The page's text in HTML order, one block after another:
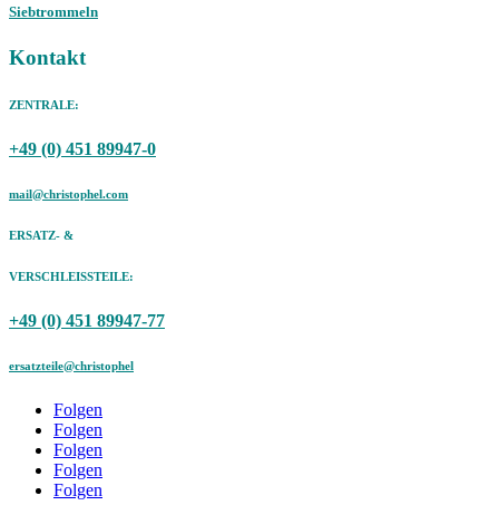
Siebtrommeln
Kontakt
ZENTRALE:
+49 (0) 451 89947-0
mail@christophel.com
ERSATZ- &
VERSCHLEISSTEILE:
+49 (0) 451 89947-77
ersatzteile@christophel
Folgen
Folgen
Folgen
Folgen
Folgen